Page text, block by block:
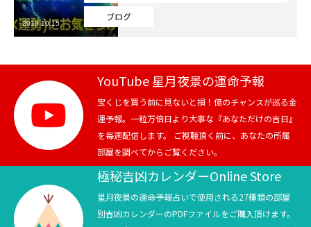
芸能界
テニス
スポーツ
競馬
テニス四大大会・五輪
ブログ
2018.10.15
YouTube 星月夜景の運命予報
宝くじを買う前に見ないと損！億のチャンスが巡る金
運予報。一粒万倍日より大事な『あなただけの吉日』
を毎週配信します。 ご視聴頂く前に、あなたの所属
部屋を調べてからご覧ください。
極秘吉凶カレンダーOnline Store
星月夜景の運命予報占いで使用される27種類の部屋
別吉凶カレンダーのPDFファイルをご購入頂けます。